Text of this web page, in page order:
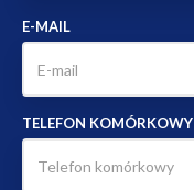
E-MAIL
TELEFON KOMÓRKOWY